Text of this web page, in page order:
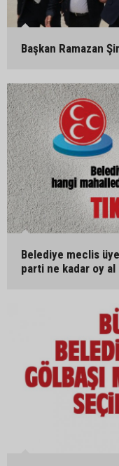
Başkan Ramazan
Belediye meclis
parti ne kadar oy al